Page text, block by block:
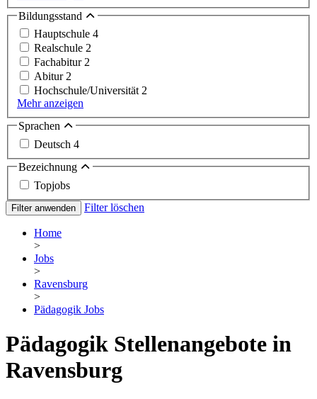
Bildungsstand
Hauptschule 4
Realschule 2
Fachabitur2
Abitur2
Hochschule/Universität2
Mehr anzeigen
Sprachen
Deutsch 4
Bezeichnung
Topjobs
Filter anwenden Filter löschen
Home
>
Jobs
>
Ravensburg
>
Pädagogik Jobs
Pädagogik Stellenangebote in
Ravensburg